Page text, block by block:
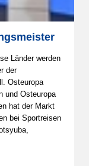
Länder werden
der
Osteuropa
und Osteuropa
hat der Markt
bei Sportreisen